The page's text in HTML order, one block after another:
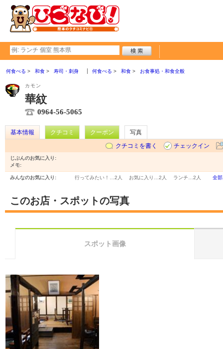
何食べる 和食 寿司・刺身 何食べる 和食 お食事処・和食全般
カモン
華紋
0964-56-5065
基本情報 クチコミ クーポン
写真
クチコミを書く
チェックイン
じぶんのお気に入り:
メモ:
みんなのお気に入り: 行ってみたい！… 2人 お気に入り… 2人 ランチ… 2人 全
このお店・スポットの写真
スポット画像